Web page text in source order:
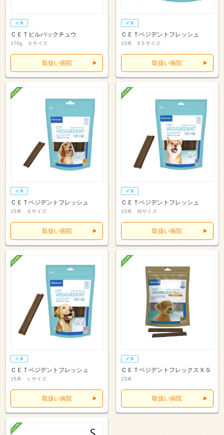
ＣＥＴビルバックチュウ
170g Ｓサイズ
取扱い病院
ＣＥＴベジデントフレッシュ
15本 XＳサイズ
取扱い病院
ＣＥＴベジデントフレッシュ
15本 Ｓサイズ
取扱い病院
ＣＥＴベジデントフレッシュ
15本 Ｍサイズ
取扱い病院
ＣＥＴベジデントフレッシュ
15本 Ｌサイズ
取扱い病院
ＣＥＴベジデントフレックスＸＳ
15本
取扱い病院